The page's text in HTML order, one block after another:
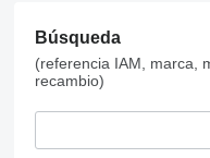
Búsqueda
(referencia IAM, marca,
recambio)